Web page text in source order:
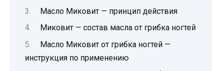
Масло Миковит — принцип действия
Миковит — состав масла от грибка ногтей
Масло Миковит от грибка ногтей —
инструкция по применению